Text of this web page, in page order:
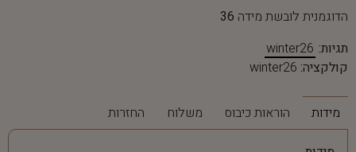
הדוגמנית לובשת מידה 36
תגיות: winter26
קולקציה: winter26
מידות הוראות כיבוס משלוח החזרות